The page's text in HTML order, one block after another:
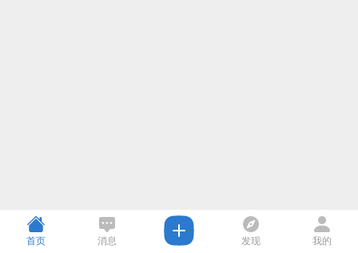
首页 消息 发现 我的